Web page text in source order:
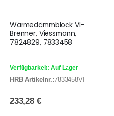
Wärmedämmblock VI-
Brenner, Viessmann,
7824829, 7833458
Verfügbarkeit: Auf Lager
HRB Artikelnr.:7833458VI
233,28 €